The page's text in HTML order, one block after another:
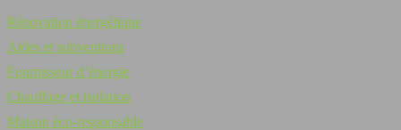
Rénovation énergétique
Aides et subventions
Fournisseur d’énergie
Chauffage et isolation
Maison éco-responsable